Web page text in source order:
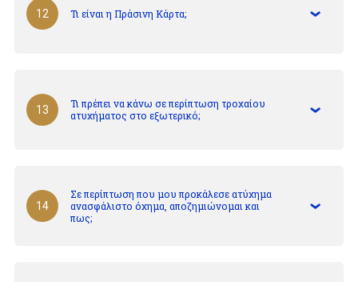
12 Τι είναι η Πράσινη Κάρτα;
13
Τι πρέπει να κάνω σε περίπτωση τροχαίου
ατυχήματος στο εξωτερικό;
14
Σε περίπτωση που μου προκάλεσε ατύχημα
ανασφάλιστο όχημα, αποζημιώνομαι και
πως;